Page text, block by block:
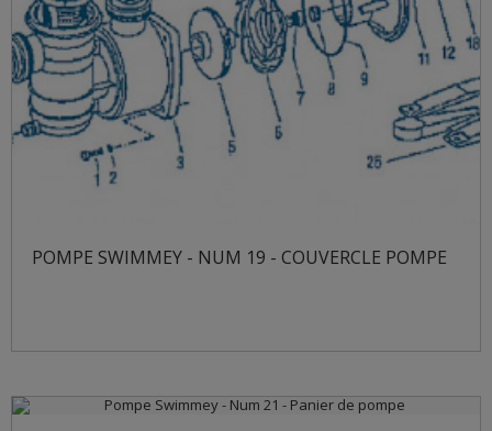
POMPE SWIMMEY - NUM 19 - COUVERCLE POMPE